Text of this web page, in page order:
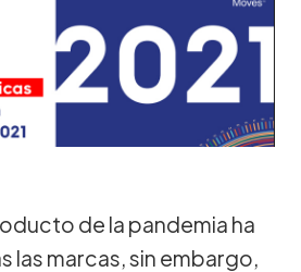
de la pandemia ha
las marcas, sin embargo,